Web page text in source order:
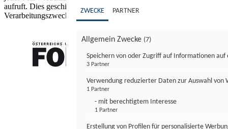
aufruft. Dies geschieht für einen oder mehrere der hier aufgeführten
Verarbeitungszwecke.
ZWECKE PARTNER
Allgemein Zwecke (7)
Speichern von oder Zugriff auf Informationen auf
3 Partner
Verwendung reduzierter Daten zur Auswahl von
1 Partner
- mit berechtigtem Interesse
1 Partner
Erstellung von Profilen für personalisierte
FONDS professionell